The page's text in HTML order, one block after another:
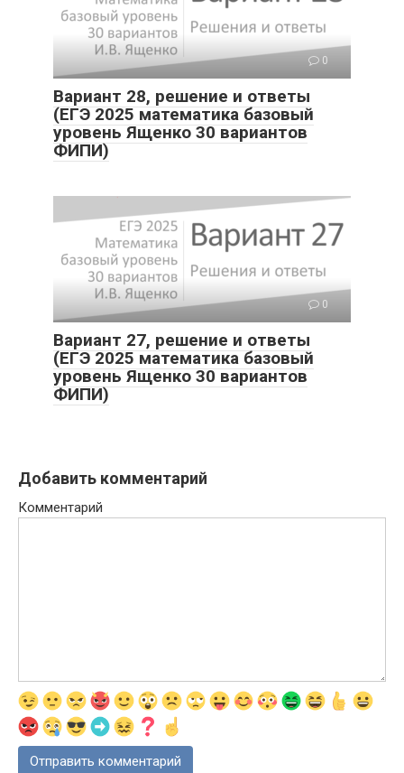
0
Вариант 28, решение и ответы
(ЕГЭ 2025 математика базовый
уровень Ященко 30 вариантов
ФИПИ)
0
Вариант 27, решение и ответы
(ЕГЭ 2025 математика базовый
уровень Ященко 30 вариантов
ФИПИ)
Добавить комментарий
Комментарий